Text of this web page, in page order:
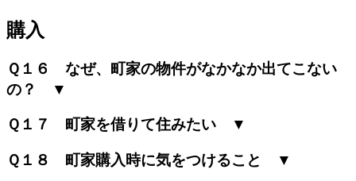
購入
Ｑ１６ なぜ、町家の物件がなかなか出てこない
の？ ▼
Ｑ１７ 町家を借りて住みたい ▼
Ｑ１８ 町家購入時に気をつけること ▼